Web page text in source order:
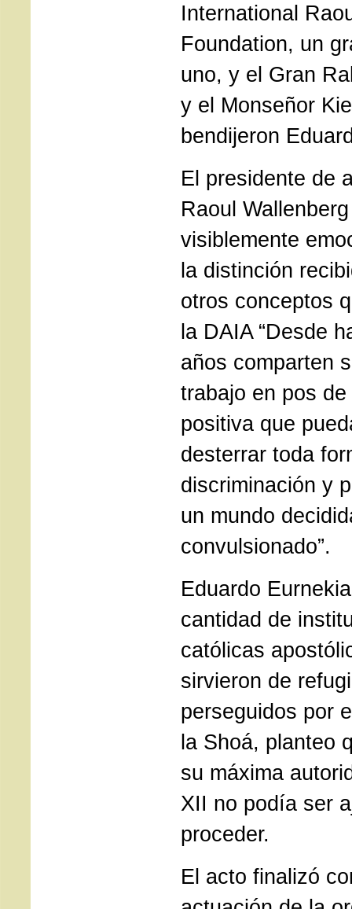
International
Foundation, un
uno, y el Gran
y el Monseñor
bendijeron
El presidente de
Raoul
visiblemente
la distinción
otros conceptos
la DAIA “Desde
años comparten
trabajo en pos
positiva que
desterrar toda
discriminación y
un mundo
convulsionado”.
Eduardo
cantidad de
católicas
sirvieron de
perseguidos por
la Shoá, planteo
su máxima
XII no podía ser
proceder.
El acto finalizó